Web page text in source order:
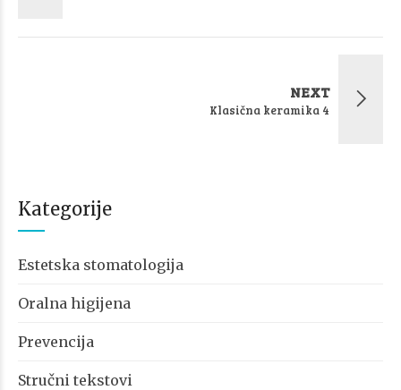
NEXT
Klasična keramika 4
Kategorije
Estetska stomatologija
Oralna higijena
Prevencija
Stručni tekstovi